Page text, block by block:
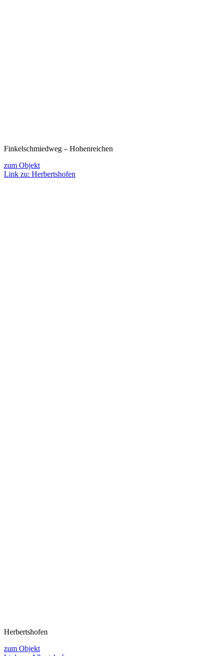
Finkelschmiedweg – Hohenreichen
zum Objekt
Link zu: Herbertshofen
Herbertshofen
zum Objekt